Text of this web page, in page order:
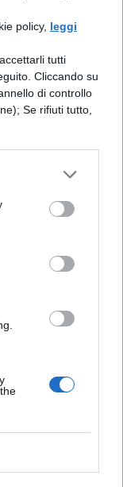
policy, leggi
tutti
Cliccando su
di controllo
Se rifiuti tutto,
dei diritti di
ha visto
Salvini
per studenti e